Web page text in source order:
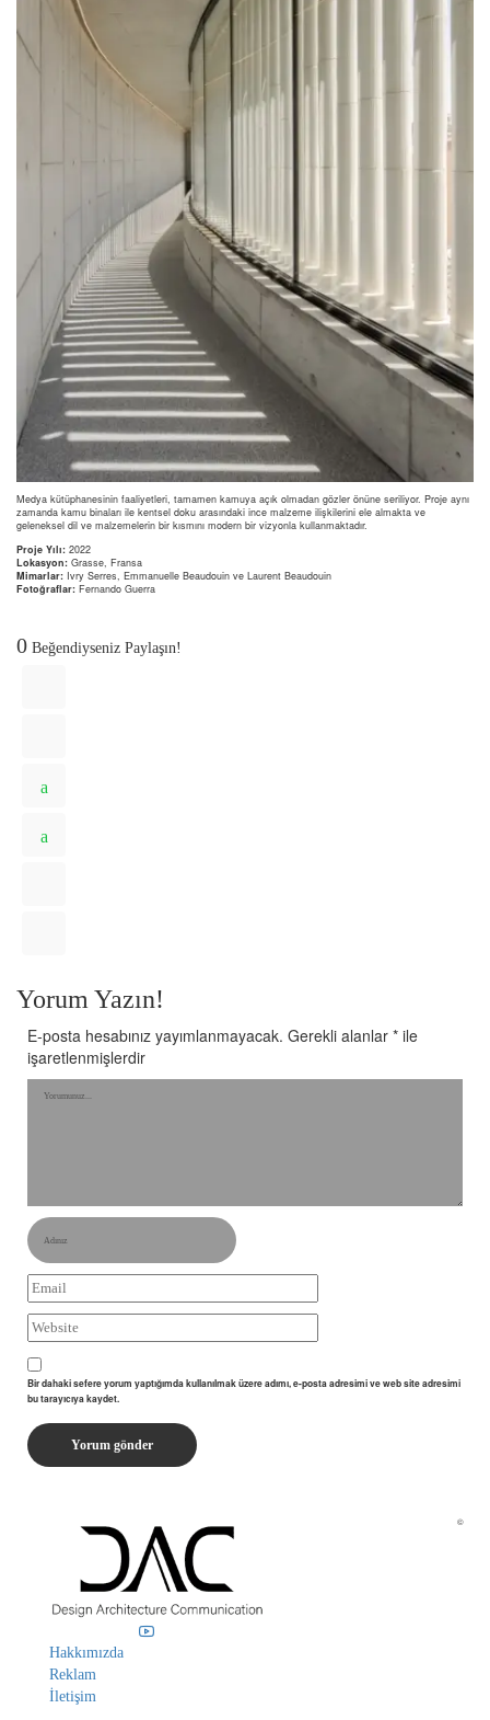
Medya kütüphanesinin faaliyetleri, tamamen kamuya açık olmadan gözler önüne seriliyor. Proje aynı
zamanda kamu binaları ile kentsel doku arasındaki ince malzeme ilişkilerini ele almakta ve
geleneksel dil ve malzemelerin bir kısmını modern bir vizyonla kullanmaktadır.
Proje Yılı: 2022
Lokasyon: Grasse, Fransa
Mimarlar: Ivry Serres, Emmanuelle Beaudouin ve Laurent Beaudouin
Fotoğraflar: Fernando Guerra
0 Beğendiyseniz Paylaşın!
Yorum Yazın!
E-posta hesabınız yayımlanmayacak. Gerekli alanlar * ile
işaretlenmişlerdir
Bir dahaki sefere yorum yaptığımda kullanılmak üzere adımı, e-posta adresimi ve web site adresimi
bu tarayıcıya kaydet.
Hakkımızda
Reklam
İletişim
©